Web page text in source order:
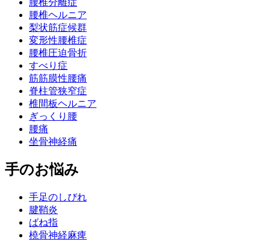
腰椎ヘルニア
梨状筋症候群
変形性腰椎症
腰椎圧迫骨折
すべり症
筋筋膜性腰痛
脊柱管狭窄症
椎間板ヘルニア
ぎっくり腰
腰痛
坐骨神経痛
手のお悩み
手足のしびれ
腱鞘炎
ばね指
橈骨神経麻痺